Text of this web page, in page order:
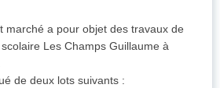
marché a pour objet des travaux de
Les Champs Guillaume à
de deux lots suivants :